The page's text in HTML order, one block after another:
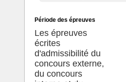
Période des épreuves
Les épreuves
écrites
d'admissibilité du
concours externe,
du concours